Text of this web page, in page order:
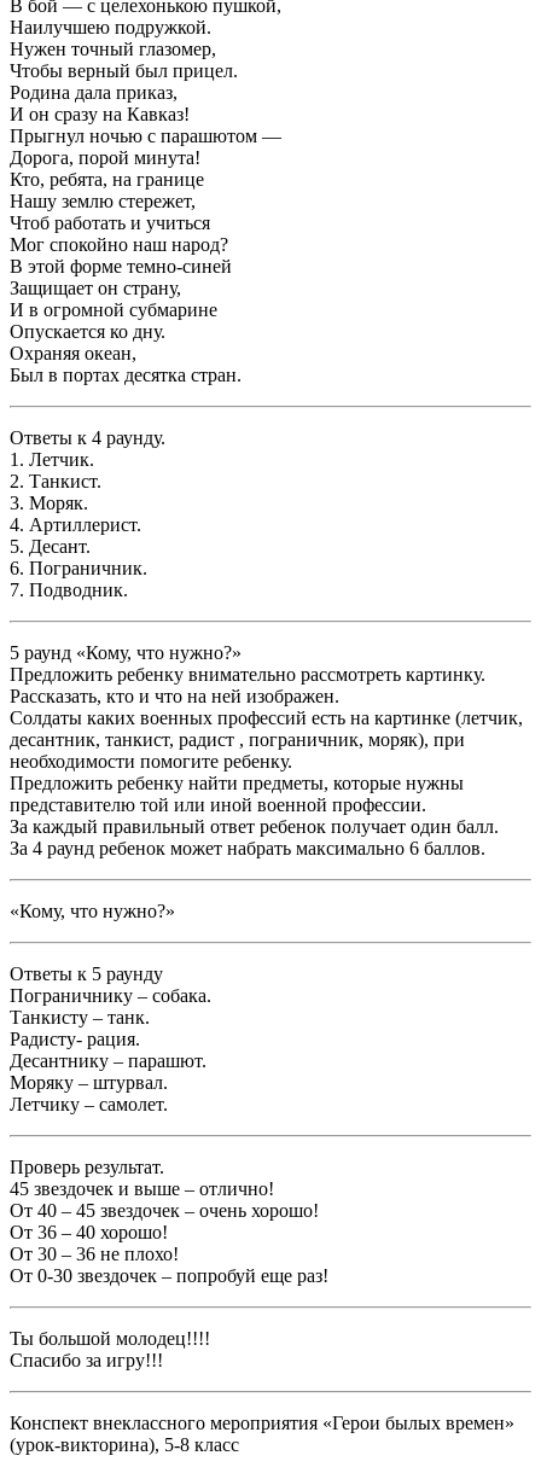
В бой — с целехонькою пушкой,
Наилучшею подружкой.
Нужен точный глазомер,
Чтобы верный был прицел.
Родина дала приказ,
И он сразу на Кавказ!
Прыгнул ночью с парашютом —
Дорога, порой минута!
Кто, ребята, на границе
Нашу землю стережет,
Чтоб работать и учиться
Мог спокойно наш народ?
В этой форме темно-синей
Защищает он страну,
И в огромной субмарине
Опускается ко дну.
Охраняя океан,
Был в портах десятка стран.
Ответы к 4 раунду.
1. Летчик.
2. Танкист.
3. Моряк.
4. Артиллерист.
5. Десант.
6. Пограничник.
7. Подводник.
5 раунд «Кому, что нужно?»
Предложить ребенку внимательно рассмотреть картинку.
Рассказать, кто и что на ней изображен.
Солдаты каких военных профессий есть на картинке (летчик,
десантник, танкист, радист , пограничник, моряк), при
необходимости помогите ребенку.
Предложить ребенку найти предметы, которые нужны
представителю той или иной военной профессии.
За каждый правильный ответ ребенок получает один балл.
За 4 раунд ребенок может набрать максимально 6 баллов.
«Кому, что нужно?»
Ответы к 5 раунду
Пограничнику – собака.
Танкисту – танк.
Радисту- рация.
Десантнику – парашют.
Моряку – штурвал.
Летчику – самолет.
Проверь результат.
45 звездочек и выше – отлично!
От 40 – 45 звездочек – очень хорошо!
От 36 – 40 хорошо!
От 30 – 36 не плохо!
От 0-30 звездочек – попробуй еще раз!
Ты большой молодец!!!!
Спасибо за игру!!!
Конспект внеклассного мероприятия «Герои былых времен»
(урок-викторина), 5-8 класс